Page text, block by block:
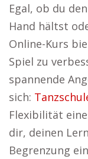
Egal, ob du
Hand hältst
Online-Kurs
Spiel zu
spannende
sich:
Flexibilität
dir, deinen
Begrenzung